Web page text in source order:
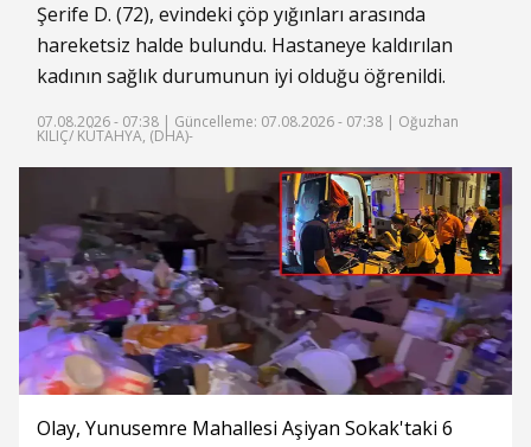
Şerife D. (72), evindeki çöp yığınları arasında
hareketsiz halde bulundu. Hastaneye kaldırılan
kadının sağlık durumunun iyi olduğu öğrenildi.
07.08.2026 - 07:38 | Güncelleme: 07.08.2026 - 07:38 | Oğuzhan
KILIÇ/ KÜTAHYA, (DHA)-
Olay, Yunusemre Mahallesi Aşiyan Sokak'taki 6